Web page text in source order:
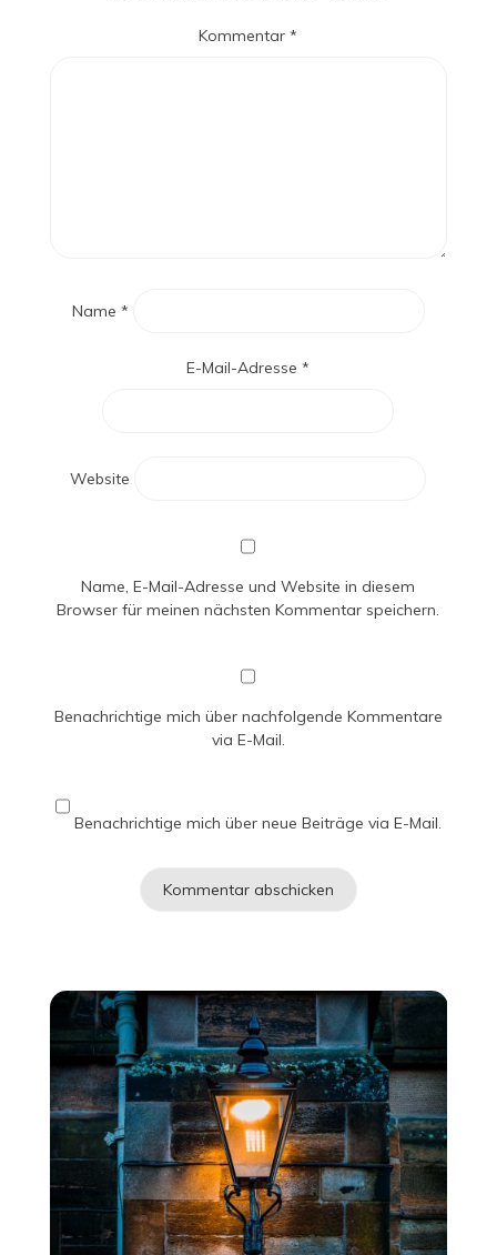
Kommentar*
Name *
E-Mail-Adresse*
Website
Name, E-Mail-Adresse und Website in diesem
Browser für meinen nächsten Kommentar speichern.
Benachrichtige mich über nachfolgende Kommentare
via E-Mail.
Benachrichtige mich über neue Beiträge via E-Mail.